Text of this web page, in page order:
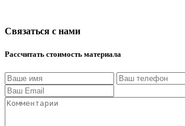
Связаться с нами
Рассчитать стоимость материала